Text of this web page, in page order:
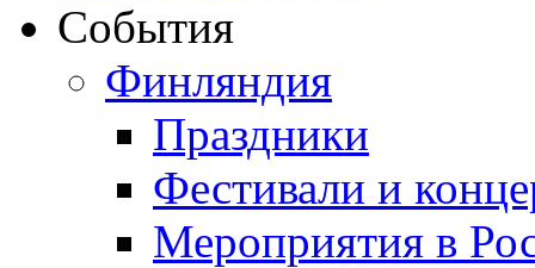
События
Финляндия
Праздники
Фестивали и
Мероприятия в